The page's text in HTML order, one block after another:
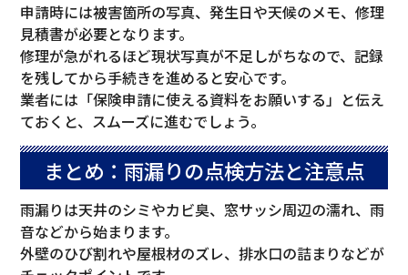
申請時には被害箇所の写真、発生日や天候のメモ、修理
見積書が必要となります。
修理が急がれるほど現状写真が不足しがちなので、記録
を残してから手続きを進めると安心です。
業者には「保険申請に使える資料をお願いする」と伝え
ておくと、スムーズに進むでしょう。
まとめ：雨漏りの点検方法と注意点
雨漏りは天井のシミやカビ臭、窓サッシ周辺の濡れ、雨
音などから始まります。
外壁のひび割れや屋根材のズレ、排水口の詰まりなどが